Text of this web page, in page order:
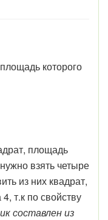
которого
площадь
взять четыре
из них квадрат,
т.к по свойству
составлен из